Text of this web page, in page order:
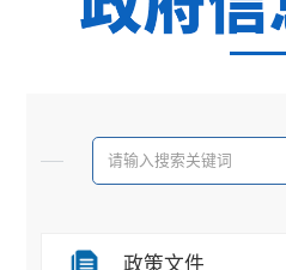
政策文件